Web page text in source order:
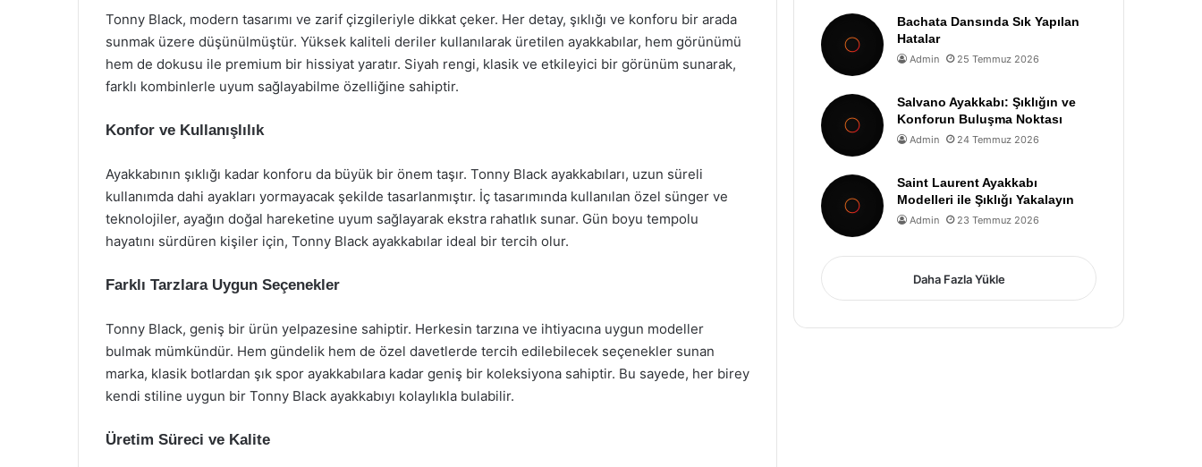
Tonny Black, modern tasarımı ve zarif çizgileriyle dikkat çeker. Her detay, şıklığı ve konforu bir arada
sunmak üzere düşünülmüştür. Yüksek kaliteli deriler kullanılarak üretilen ayakkabılar, hem görünümü
hem de dokusu ile premium bir hissiyat yaratır. Siyah rengi, klasik ve etkileyici bir görünüm sunarak,
farklı kombinlerle uyum sağlayabilme özelliğine sahiptir.
Konfor ve Kullanışlılık
Ayakkabının şıklığı kadar konforu da büyük bir önem taşır. Tonny Black ayakkabıları, uzun süreli
kullanımda dahi ayakları yormayacak şekilde tasarlanmıştır. İç tasarımında kullanılan özel sünger ve
teknolojiler, ayağın doğal hareketine uyum sağlayarak ekstra rahatlık sunar. Gün boyu tempolu
hayatını sürdüren kişiler için, Tonny Black ayakkabılar ideal bir tercih olur.
Farklı Tarzlara Uygun Seçenekler
Tonny Black, geniş bir ürün yelpazesine sahiptir. Herkesin tarzına ve ihtiyacına uygun modeller
bulmak mümkündür. Hem gündelik hem de özel davetlerde tercih edilebilecek seçenekler sunan
marka, klasik botlardan şık spor ayakkabılara kadar geniş bir koleksiyona sahiptir. Bu sayede, her birey
kendi stiline uygun bir Tonny Black ayakkabıyı kolaylıkla bulabilir.
Üretim Süreci ve Kalite
Bachata Dansında Sık Yapılan
Hatalar
Admin 25 Temmuz 2026
Salvano Ayakkabı: Şıklığın ve
Konforun Buluşma Noktası
Admin 24 Temmuz 2026
Saint Laurent Ayakkabı
Modelleri ile Şıklığı Yakalayın
Admin 23 Temmuz 2026
Daha Fazla Yükle